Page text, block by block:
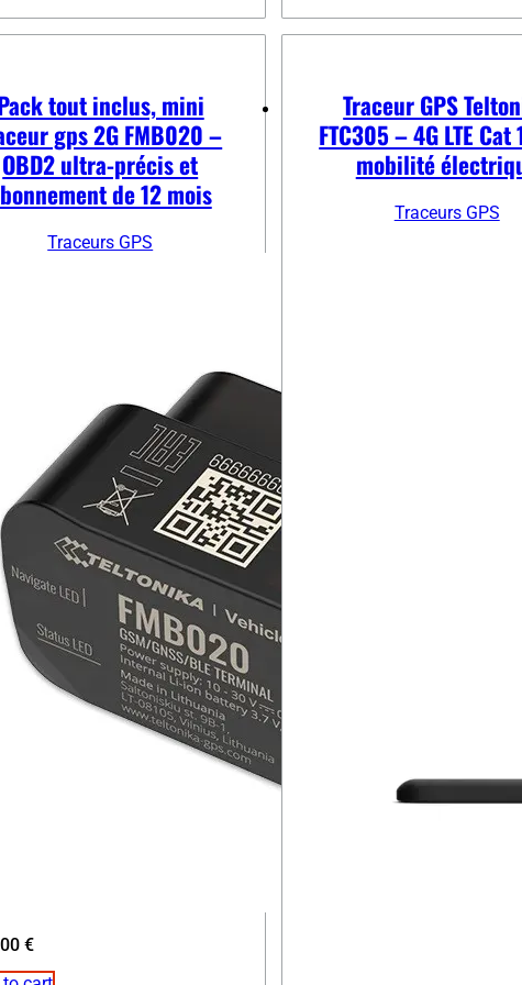
à
145,00 €
a
plusieurs
options
peuvent
être
choisies
sur
la
du
tout inclus, mini
gps 2G FMB020 –
OBD2 ultra-précis et
de 12 mois
Traceurs GPS
€
Traceur GPS
FTC305 – 4G LTE Cat
mobilité
Traceurs GPS